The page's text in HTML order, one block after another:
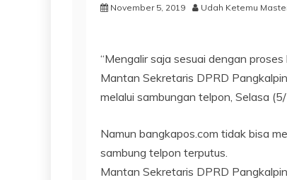
November 5, 2019 Udah Ketemu
“Mengalir saja sesuai dengan
Mantan Sekretaris DPRD
melalui sambungan telpon, Selasa
Namun bangkapos.com tidak bisa
sambung telpon terputus.
Mantan Sekretaris DPRD